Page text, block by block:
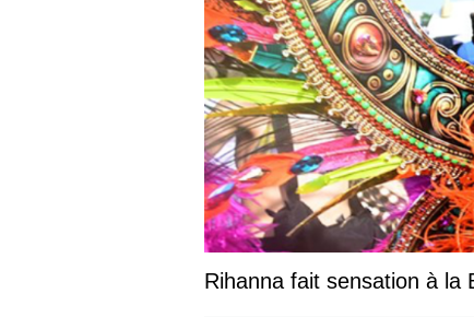
Rihanna fait sensation à la